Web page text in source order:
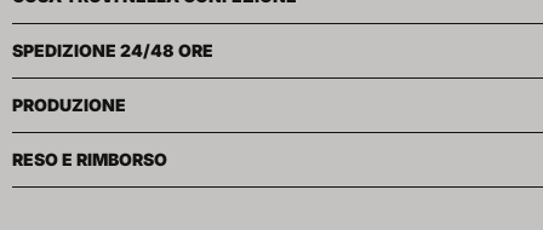
SPEDIZIONE 24/48 ORE
PRODUZIONE
RESO E RIMBORSO